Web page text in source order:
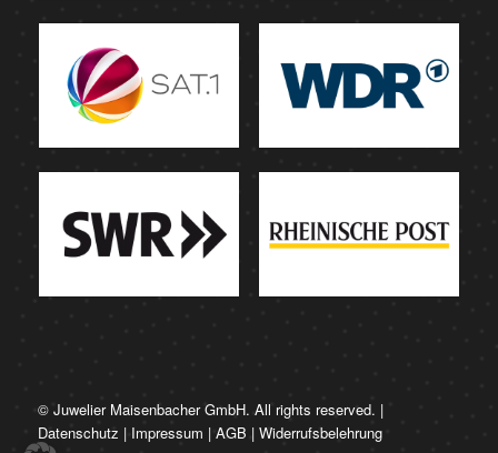
© Juwelier Maisenbacher GmbH. All rights reserved. |
Datenschutz | Impressum | AGB | Widerrufsbelehrung